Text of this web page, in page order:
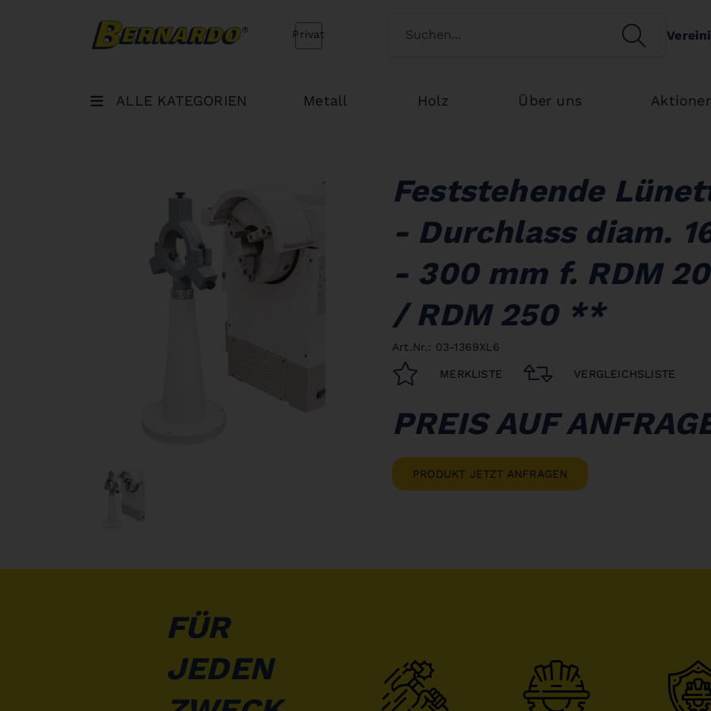
Bernardo Home Kundenart wechseln
Privat SEARCH
ALLE KATEGORIEN Metall Holz Über uns
Feststehende
- Durchlass diam.
- 300 mm f. RDM
/ RDM 250 **
Art.Nr.: 03-1369XL6
MERKLISTE VERGLEICHSLISTE
PREIS AUF
PRODUKT JETZT ANFRAGEN
FÜR
JEDEN